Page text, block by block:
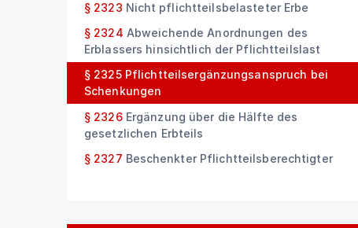
§ 2323 Nicht pflichtteilsbelasteter Erbe
§ 2324 Abweichende Anordnungen des
Erblassers hinsichtlich der Pflichtteilslast
§ 2325 Pflichtteilsergänzungsanspruch bei
Schenkungen
§ 2326 Ergänzung über die Hälfte des
gesetzlichen Erbteils
§ 2327 Beschenkter Pflichtteilsberechtigter